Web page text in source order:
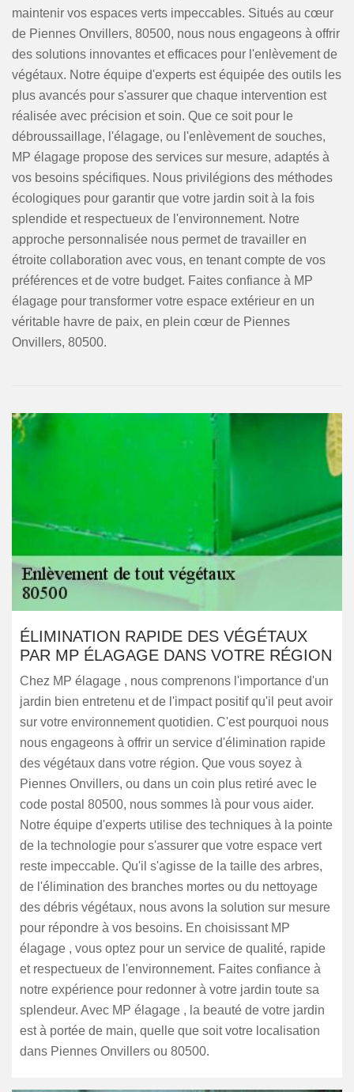
maintenir vos espaces verts impeccables. Situés au cœur
de Piennes Onvillers, 80500, nous nous engageons à offrir
des solutions innovantes et efficaces pour l'enlèvement de
végétaux. Notre équipe d'experts est équipée des outils les
plus avancés pour s'assurer que chaque intervention est
réalisée avec précision et soin. Que ce soit pour le
débroussaillage, l'élagage, ou l'enlèvement de souches,
MP élagage propose des services sur mesure, adaptés à
vos besoins spécifiques. Nous privilégions des méthodes
écologiques pour garantir que votre jardin soit à la fois
splendide et respectueux de l'environnement. Notre
approche personnalisée nous permet de travailler en
étroite collaboration avec vous, en tenant compte de vos
préférences et de votre budget. Faites confiance à MP
élagage pour transformer votre espace extérieur en un
véritable havre de paix, en plein cœur de Piennes
Onvillers, 80500.
ÉLIMINATION RAPIDE DES VÉGÉTAUX
PAR MP ÉLAGAGE DANS VOTRE RÉGION
Chez MP élagage , nous comprenons l'importance d'un
jardin bien entretenu et de l'impact positif qu'il peut avoir
sur votre environnement quotidien. C'est pourquoi nous
nous engageons à offrir un service d'élimination rapide
des végétaux dans votre région. Que vous soyez à
Piennes Onvillers, ou dans un coin plus retiré avec le
code postal 80500, nous sommes là pour vous aider.
Notre équipe d'experts utilise des techniques à la pointe
de la technologie pour s'assurer que votre espace vert
reste impeccable. Qu'il s'agisse de la taille des arbres,
de l'élimination des branches mortes ou du nettoyage
des débris végétaux, nous avons la solution sur mesure
pour répondre à vos besoins. En choisissant MP
élagage , vous optez pour un service de qualité, rapide
et respectueux de l'environnement. Faites confiance à
notre expérience pour redonner à votre jardin toute sa
splendeur. Avec MP élagage , la beauté de votre jardin
est à portée de main, quelle que soit votre localisation
dans Piennes Onvillers ou 80500.